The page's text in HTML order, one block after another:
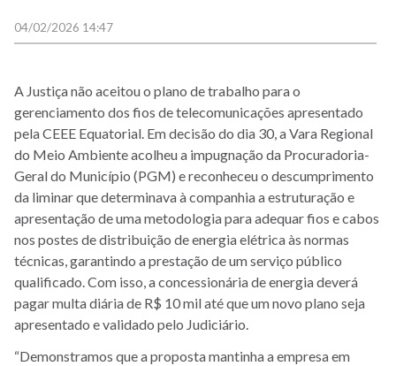
04/02/2026 14:47
A Justiça não aceitou o plano de trabalho para o
gerenciamento dos fios de telecomunicações apresentado
pela CEEE Equatorial. Em decisão do dia 30, a Vara Regional
do Meio Ambiente acolheu a impugnação da Procuradoria-
Geral do Município (PGM) e reconheceu o descumprimento
da liminar que determinava à companhia a estruturação e
apresentação de uma metodologia para adequar fios e cabos
nos postes de distribuição de energia elétrica às normas
técnicas, garantindo a prestação de um serviço público
qualificado. Com isso, a concessionária de energia deverá
pagar multa diária de R$ 10 mil até que um novo plano seja
apresentado e validado pelo Judiciário.
“Demonstramos que a proposta mantinha a empresa em